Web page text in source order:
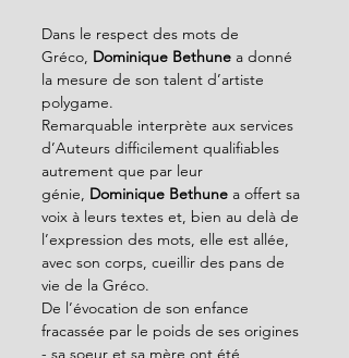
Dans le respect des mots de
Gréco, Dominique Bethune a donné
la mesure de son talent d’artiste
polygame.
Remarquable interprète aux services
d’Auteurs difficilement qualifiables
autrement que par leur
génie, Dominique Bethune a offert sa
voix à leurs textes et, bien au delà de
l’expression des mots, elle est allée,
avec son corps, cueillir des pans de
vie de la Gréco.
De l’évocation de son enfance
fracassée par le poids de ses origines
- sa soeur et sa mère ont été